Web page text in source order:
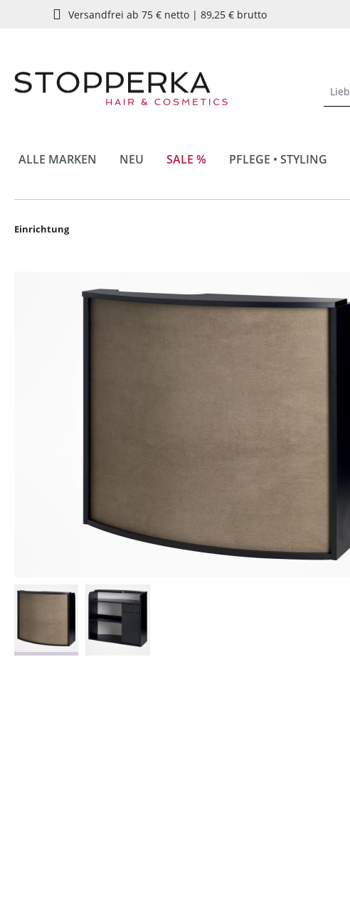
Zur Hauptnavigation springen
Versandfrei ab 75 € netto | 89,25 € brutto
ALLE MARKEN NEU SALE % PFLEGE • STYLING
Einrichtung